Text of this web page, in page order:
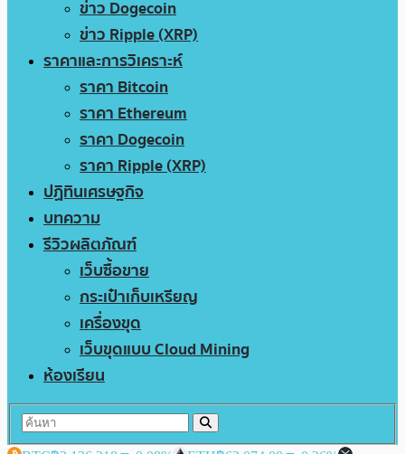
ข่าว Dogecoin
ข่าว Ripple (XRP)
ราคาและการวิเคราะห์
ราคา Bitcoin
ราคา Ethereum
ราคา Dogecoin
ราคา Ripple (XRP)
ปฏิทินเศรษฐกิจ
บทความ
รีวิวผลิตภัณฑ์
เว็บซื้อขาย
กระเป๋าเก็บเหรียญ
เครื่องขุด
เว็บขุดแบบ Cloud Mining
ห้องเรียน